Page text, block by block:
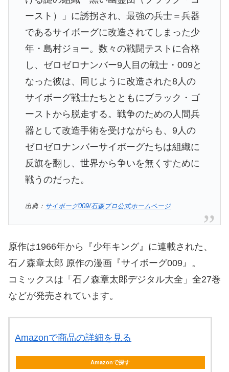
ースト）」に誘拐され、最強の兵士＝兵器
であるサイボーグに改造されてしまった少
年・島村ジョー。数々の戦闘テストに合格
し、ゼロゼロナンバー9人目の戦士・009と
なった彼は、同じように改造された8人の
サイボーグ戦士たちとともにブラック・ゴ
ーストから脱走する。戦争のための人間兵
器として改造手術を受けながらも、9人の
ゼロゼロナンバーサイボーグたちは組織に
反旗を翻し、世界から争いを無くすために
戦うのだった。
出典： サイボーグ009/石森プロ公式ホームページ
原作は1966年から『少年キング』に連載された、
石ノ森章太郎 原作の漫画『サイボーグ009』。
コミックスは「石ノ森章太郎デジタル大全」全27巻
などが発売されています。
Amazonで商品の詳細を見る
Amazonで探す